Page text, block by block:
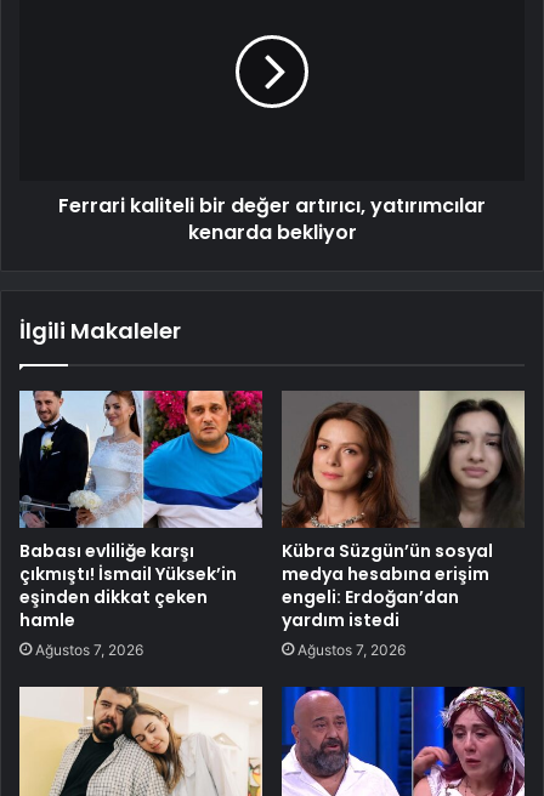
Ferrari kaliteli bir değer artırıcı, yatırımcılar
kenarda bekliyor
İlgili Makaleler
Babası evliliğe karşı
çıkmıştı! İsmail Yüksek’in
eşinden dikkat çeken
hamle
Ağustos 7, 2026
Kübra Süzgün’ün sosyal
medya hesabına erişim
engeli: Erdoğan’dan
yardım istedi
Ağustos 7, 2026